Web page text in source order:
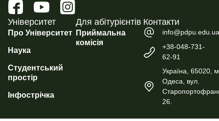
Університет
Про Університет
Наука
Студентський
простір
Інфострічка
Для абітурієнтів
Приймальна
комісія
Контакти
+38-048-731-
62-91
Україна, 65020,
Одеса, вул.
26.